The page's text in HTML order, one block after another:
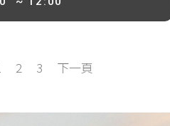
2 3 下一頁